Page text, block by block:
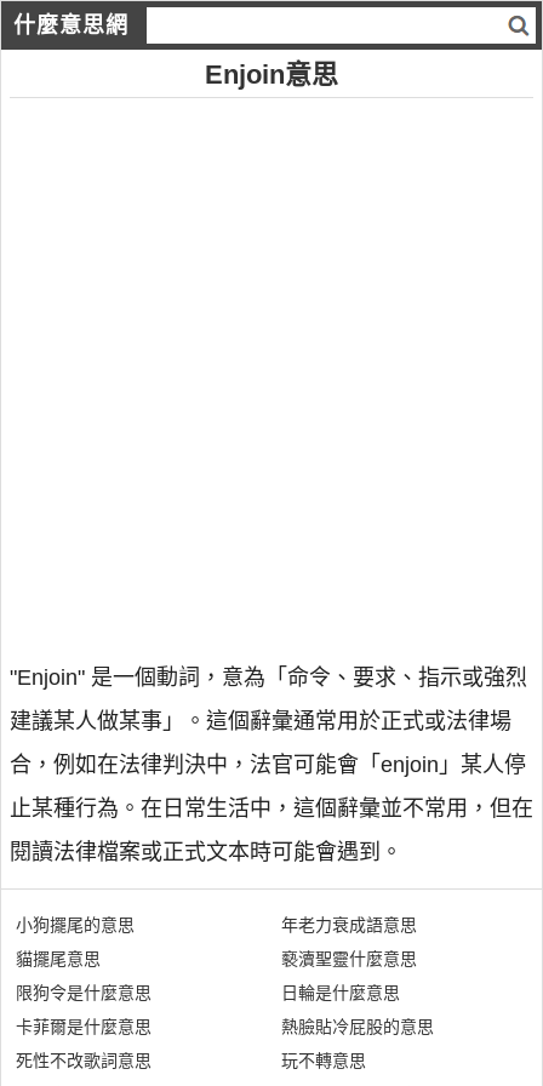
什麼意思網
Enjoin意思
"Enjoin" 是一個動詞，意為「命令、要求、指示或強烈
建議某人做某事」。這個辭彙通常用於正式或法律場
合，例如在法律判決中，法官可能會「enjoin」某人停
止某種行為。在日常生活中，這個辭彙並不常用，但在
閱讀法律檔案或正式文本時可能會遇到。
小狗擺尾的意思
貓擺尾意思
限狗令是什麼意思
卡菲爾是什麼意思
死性不改歌詞意思
年老力衰成語意思
褻瀆聖靈什麼意思
日輪是什麼意思
熱臉貼冷屁股的意思
玩不轉意思